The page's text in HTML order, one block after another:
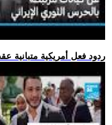
.. ردود فعل أمريكية